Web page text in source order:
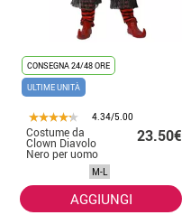
CONSEGNA 24/48 ORE
ULTIME UNITÀ
4.34/5.00
Costume da
Clown Diavolo
Nero per uomo
23.50€
M-L
AGGIUNGI